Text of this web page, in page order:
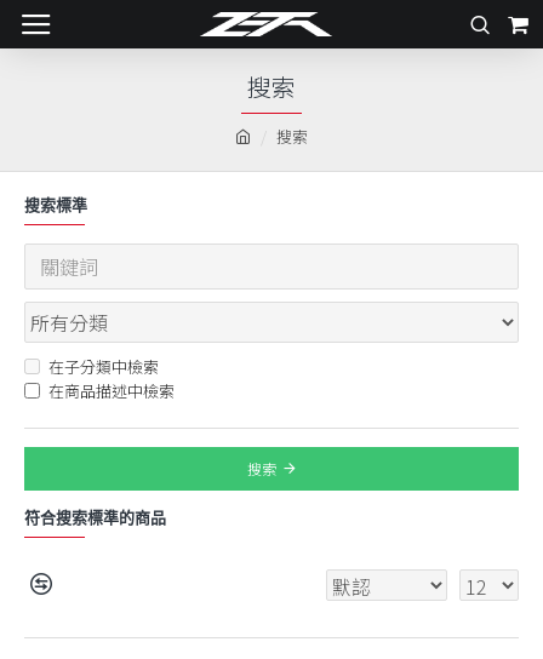
搜索
搜索
搜索標準
在子分類中檢索
在商品描述中檢索
搜索
符合搜索標準的商品